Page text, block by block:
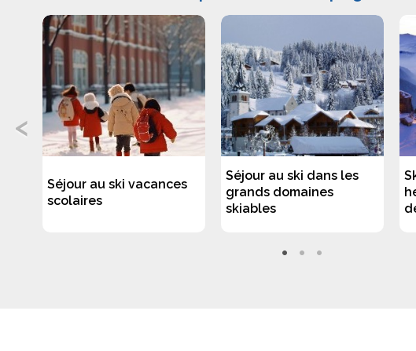
Séjour au ski vacances
scolaires
Séjour au ski dans les
grands domaines
skiables